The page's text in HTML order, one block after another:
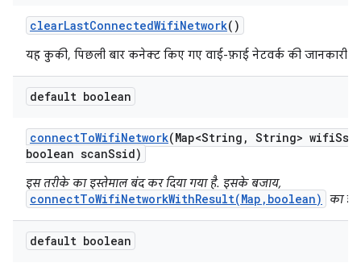
clearLastConnectedWifiNetwork()
यह कुकी, पिछली बार कनेक्ट किए गए वाई-फ़ाई नेटवर्क की जानकारी
default boolean
connectToWifiNetwork(Map<String , String> wifi
boolean scanSsid)
इस तरीके का इस्तेमाल बंद कर दिया गया है. इसके बजाय,
connectToWifiNetworkWithResult(Map,boolean) का
default boolean